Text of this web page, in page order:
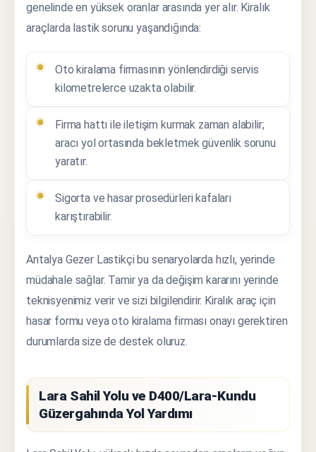
genelinde en yüksek oranlar arasında yer alır. Kiralık
araçlarda lastik sorunu yaşandığında:
Oto kiralama firmasının yönlendirdiği servis
kilometrelerce uzakta olabilir.
Firma hattı ile iletişim kurmak zaman alabilir;
aracı yol ortasında bekletmek güvenlik sorunu
yaratır.
Sigorta ve hasar prosedürleri kafaları
karıştırabilir.
Antalya Gezer Lastikçi bu senaryolarda hızlı, yerinde
müdahale sağlar. Tamir ya da değişim kararını yerinde
teknisyenimiz verir ve sizi bilgilendirir. Kiralık araç için
hasar formu veya oto kiralama firması onayı gerektiren
durumlarda size de destek oluruz.
Lara Sahil Yolu ve D400/Lara-Kundu
Güzergahında Yol Yardımı